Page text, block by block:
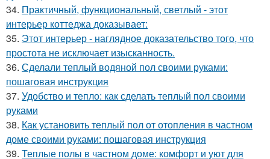
34. Практичный, функциональный, светлый - этот
интерьер коттеджа доказывает:
35. Этот интерьер - наглядное доказательство того, что
простота не исключает изысканность.
36. Сделали теплый водяной пол своими руками:
пошаговая инструкция
37. Удобство и тепло: как сделать теплый пол своими
руками
38. Как установить теплый пол от отопления в частном
доме своими руками: пошаговая инструкция
39. Теплые полы в частном доме: комфорт и уют для